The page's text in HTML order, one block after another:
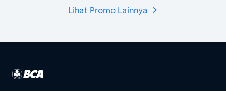
Lihat Promo Lainnya